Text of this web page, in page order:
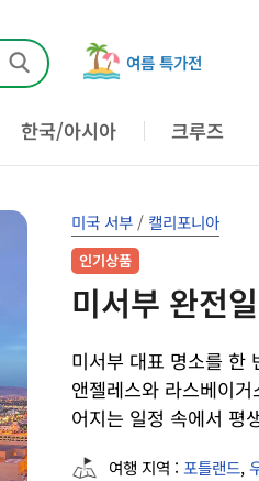
여름 특가전
한국/아시아 크루즈
미국 서부 / 캘리포니아
인기상품
미서부 완전
미서부 대표 명소를 한
앤젤레스와 라스베이
어지는 일정 속에서 평
여행 지역 : 포틀랜드,